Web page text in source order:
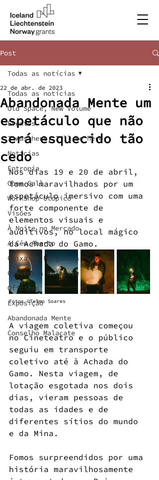
Post
Todas as notícias
Old Space, New Volume
Eventos
I was here, I'll be here
Notícias
Entropia
Open Call
Workshop Utópico
Visões
À Noite no Mercado
A Céu Aberto
Caixa de Perguntas
Conversas Malacate
Oficinas
Exposição
Abandonada Mente
Conselho Malacate
Todas as notícias
Abandonada Mente um
espetáculo que não
será esquecido tão
cedo
22 de abr. de 2023
Nos dias 19 e 20 de abril,
fomos maravilhados por um
espetáculo imersivo com uma
forte componente de
elementos visuais e
auditivos, no local mágico
da Achada do Gamo.
Fotos ©Telmo Soares
A viagem coletiva começou
no Cineteatro e o público
seguiu em transporte
coletivo até à Achada do
Gamo. Nesta viagem, de
lotação esgotada nos dois
dias, vieram pessoas de
todas as idades e de
diferentes sítios do mundo
e da Mina.
Fomos surpreendidos por uma
história maravilhosamente